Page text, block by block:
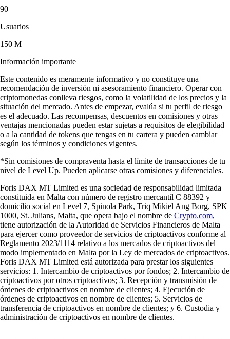
90
Usuarios
150 M
Información importante
Este contenido es meramente informativo y no constituye una
recomendación de inversión ni asesoramiento financiero. Operar con
criptomonedas conlleva riesgos, como la volatilidad de los precios y la
situación del mercado. Antes de empezar, evalúa si tu perfil de riesgo
es el adecuado. Las recompensas, descuentos en comisiones y otras
ventajas mencionadas pueden estar sujetas a requisitos de elegibilidad
o a la cantidad de tokens que tengas en tu cartera y pueden cambiar
según los términos y condiciones vigentes.
*Sin comisiones de compraventa hasta el límite de transacciones de tu
nivel de Level Up. Pueden aplicarse otras comisiones y diferenciales.
Foris DAX MT Limited es una sociedad de responsabilidad limitada
constituida en Malta con número de registro mercantil C 88392 y
domicilio social en Level 7, Spinola Park, Triq Mikiel Ang Borg, SPK
1000, St. Julians, Malta, que opera bajo el nombre de Crypto.com,
tiene autorización de la Autoridad de Servicios Financieros de Malta
para ejercer como proveedor de servicios de criptoactivos conforme al
Reglamento 2023/1114 relativo a los mercados de criptoactivos del
modo implementado en Malta por la Ley de mercados de criptoactivos.
Foris DAX MT Limited está autorizada para prestar los siguientes
servicios: 1. Intercambio de criptoactivos por fondos; 2. Intercambio de
criptoactivos por otros criptoactivos; 3. Recepción y transmisión de
órdenes de criptoactivos en nombre de clientes; 4. Ejecución de
órdenes de criptoactivos en nombre de clientes; 5. Servicios de
transferencia de criptoactivos en nombre de clientes; y 6. Custodia y
administración de criptoactivos en nombre de clientes.